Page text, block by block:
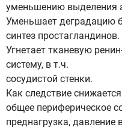
уменьшению выделения
Уменьшает деградацию
синтез простагландинов.
Угнетает тканевую
систему, в т.ч.
сосудистой стенки.
Как следствие
общее периферическое
преднагрузка, давление